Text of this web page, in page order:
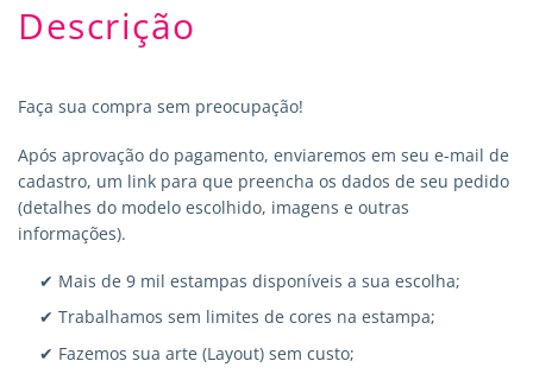
Descrição
Faça sua compra sem preocupação!
Após aprovação do pagamento, enviaremos em seu e-mail de
cadastro, um link para que preencha os dados de seu pedido
(detalhes do modelo escolhido, imagens e outras
informações).
✔ Mais de 9 mil estampas disponíveis a sua escolha;
✔ Trabalhamos sem limites de cores na estampa;
✔ Fazemos sua arte (Layout) sem custo;